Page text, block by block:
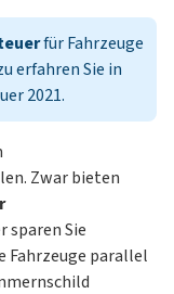
für Fahrzeuge
erfahren Sie in
2021.
Zwar bieten
sparen Sie
Fahrzeuge parallel